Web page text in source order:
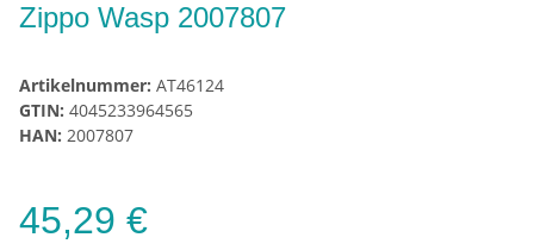
Zippo Wasp 2007807
Artikelnummer: AT46124
GTIN: 4045233964565
HAN: 2007807
45,29 €